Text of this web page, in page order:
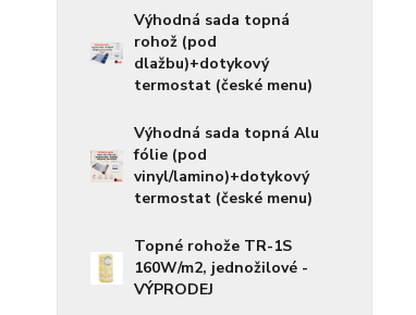
Výhodná sada topná
rohož (pod
dlažbu)+dotykový
termostat (české menu)
Výhodná sada topná Alu
fólie (pod
vinyl/lamino)+dotykový
termostat (české menu)
Topné rohože TR-1S
160W/m2, jednožilové -
VÝPRODEJ